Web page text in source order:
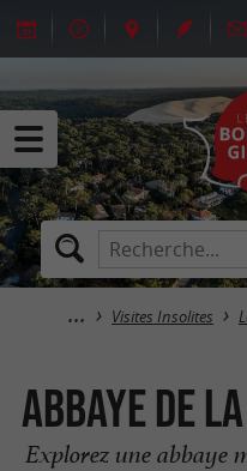
Visites Insolites
Abbaye de
Explorez une abbaye